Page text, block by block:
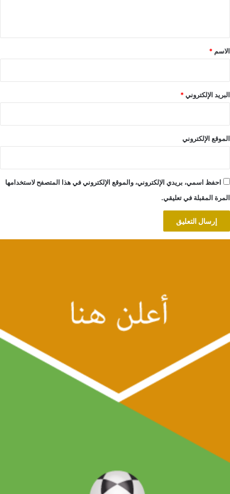
*
الاسم *
البريد الإلكتروني*
الموقع الإلكتروني
احفظ اسمي، بريدي الإلكتروني، والموقع الإلكتروني في هذا المتصفح لاستخدامها
المرة المقبلة في تعليقي.